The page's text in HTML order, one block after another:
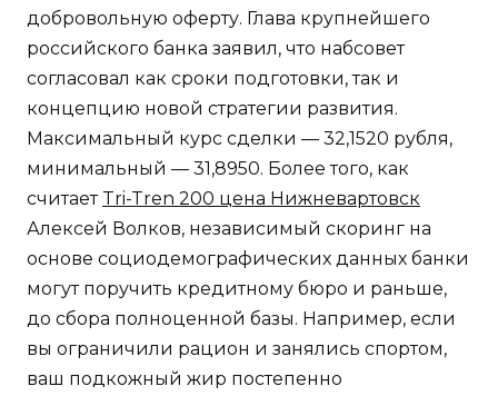
добровольную оферту. Глава крупнейшего
российского банка заявил, что набсовет
согласовал как сроки подготовки, так и
концепцию новой стратегии развития.
Максимальный курс сделки — 32,1520 рубля,
минимальный — 31,8950. Более того, как
считает Tri-Tren 200 цена Нижневартовск
Алексей Волков, независимый скоринг на
основе социодемографических данных банки
могут поручить кредитному бюро и раньше,
до сбора полноценной базы. Например, если
вы ограничили рацион и занялись спортом,
ваш подкожный жир постепенно